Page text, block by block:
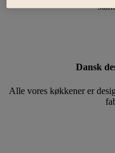
Dansk
Alle vores køkkener er